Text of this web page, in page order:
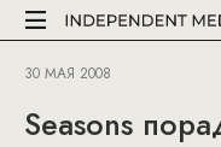
30 МАЯ 2008
Seasons